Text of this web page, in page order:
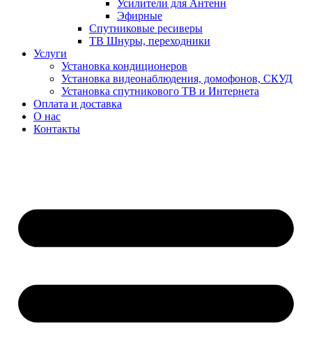
Усилители для Антенн
Эфирные
Спутниковые ресиверы
ТВ Шнуры, переходники
Услуги
Установка кондиционеров
Установка видеонаблюдения, домофонов, СКУД
Установка спутникового ТВ и Интернета
Оплата и доставка
О нас
Контакты